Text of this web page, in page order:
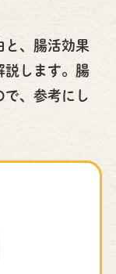
と、腸活効果
説します。腸
で、参考にし